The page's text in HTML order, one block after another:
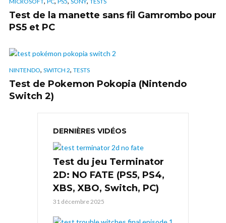
Test de la manette sans fil Gamrombo pour
PS5 et PC
NINTENDO, SWITCH 2, TESTS
Test de Pokemon Pokopia (Nintendo
Switch 2)
DERNIÈRES VIDÉOS
Test du jeu Terminator
2D: NO FATE (PS5, PS4,
XBS, XBO, Switch, PC)
31 décembre 2025